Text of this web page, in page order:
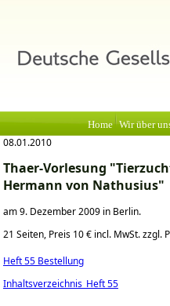
Home Wir über
08.01.2010
Thaer-Vorlesung
Hermann von Nathusius"
am 9. Dezember 2009 in Berlin.
21 Seiten, Preis 10 € incl. MwSt. zzgl.
Heft 55 Bestellung
Inhaltsverzeichnis_Heft 55